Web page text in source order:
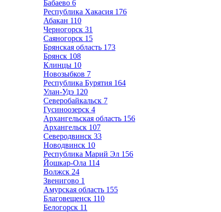
Бабаево 6
Республика Хакасия 176
Абакан 110
Черногорск 31
Саяногорск 15
Брянская область 173
Брянск 108
Клинцы 10
Новозыбков 7
Республика Бурятия 164
Улан-Удэ 120
Северобайкальск 7
Гусиноозерск 4
Архангельская область 156
Архангельск 107
Северодвинск 33
Новодвинск 10
Республика Марий Эл 156
Йошкар-Ола 114
Волжск 24
Звенигово 1
Амурская область 155
Благовещенск 110
Белогорск 11